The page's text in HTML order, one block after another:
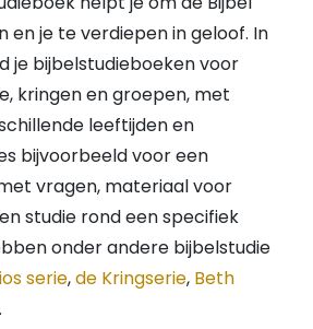
(2)
en je te verdiepen in geloof. In
je bijbelstudieboeken voor
kringen en groepen, met
leeftijden en
bijvoorbeeld voor een
vragen, materiaal voor
studie rond een specifiek
onder andere bijbelstudie
serie,de Kringserie, Beth
.